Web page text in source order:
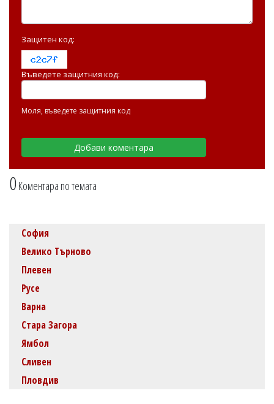
0Коментара по темата
Защитен код:
Въведете защитния код:
Моля, въведете защитния код
София
Велико Търново
Плевен
Русе
Варна
Стара Загора
Ямбол
Сливен
Пловдив